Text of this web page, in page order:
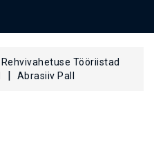
Rehvivahetuse Tööriistad
Abrasiiv Pall